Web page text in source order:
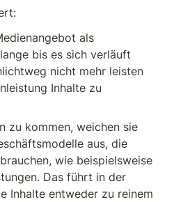
als
bis es sich verläuft
nicht mehr leisten
Inhalte zu
zu kommen, weichen sie
aus, die
wie beispielsweise
Das führt in der
Inhalte entweder zu reinem